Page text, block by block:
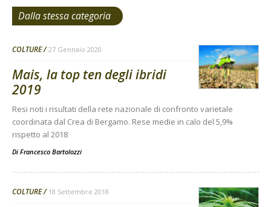
Dalla stessa categoria
COLTURE 27 Gennaio 2020
Mais, la top ten degli ibridi
2019
Resi noti i risultati della rete nazionale di confronto varietale
coordinata dal Crea di Bergamo. Rese medie in calo del 5,9%
rispetto al 2018
Di Francesco Bartolozzi
COLTURE 18 Settembre 2018